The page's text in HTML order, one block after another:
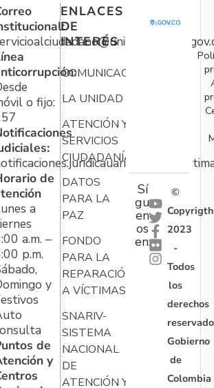
o fijo:
de
a
a.m. –
p.m.
y
de
y
ENLACES
DE
INTERÉS
COMUNICACIONES
LA UNIDAD
ATENCIÓN Y
SERVICIOS
CIUDADANÍA
DATOS
PARA LA
PAZ
FONDO
PARA LA
REPARACIÓN
A VÍCTIMAS
SNARIV-
SISTEMA
NACIONAL
DE
ATENCIÓN Y
Sí
gu
en
os
en:
©
Copyrigth
2023
-
Todos
los
derechos
Gobierno
de
Colombia